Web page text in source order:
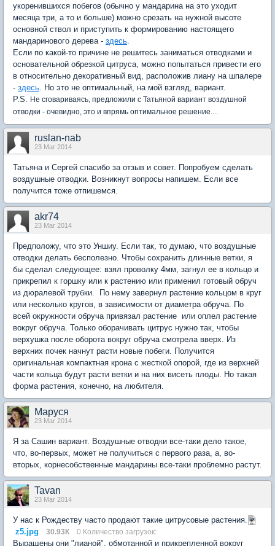
укоренившихся побегов (обычно у мандарина на это уходит
месяца три, а то и больше) можно срезать на нужной высоте
основной ствол и приступить к формированию настоящего
мандаринового дерева - здесь
Если по какой-то причине не решитесь заниматься отводками и
основательной обрезкой цитруса, можно попытаться привести его
в относительно декоративный вид, расположив лиану на шпалере
- здесь . Но это не оптимальный, на мой взгляд, вариант.
P.S.
Не сговариваясь, предложили с Татьяной вариант воздушной
отводки - очевидно, это и впрямь оптимальное решение....
ruslan-nab
23 Mar 2014
Татьяна и Сергей спасибо за отзыв и совет. Попробуем сделать
воздушные отводки. Возникнут вопросы напишем. Если все
получится тоже отпишемся.
akr74
23 Mar 2014
Предположу, что это Уншиу. Если так, то думаю, что воздушные
отводки делать бесполезно. Чтобы сохранить длинные ветки, я
бы сделал следующее: взял проволку 4мм, загнул ее в кольцо и
прикрепил к горшку или к растению или применил готовый обруч
из дюралевой трубки. По нему завернул растение кольцом в круг
или несколько кругов, в зависимости от диаметра обруча. По
всей окружности обруча привязал растение или оплел растение
вокруг обруча. Только оборачивать цитрус нужно так, чтобы
верхушка после оборота вокруг обруча смотрела вверх. Из
верхних почек начнут расти новые побеги. Получится
оригинальная компактная крона с жесткой опорой, где из верхней
части кольца будут расти ветки и на них висеть плоды. Но такая
форма растения, конечно, на любителя.
Маруся
23 Mar 2014
Я за Сашин вариант. Воздушные отводки все-таки дело такое,
что, во-первых, может не получиться с первого раза, а, во-
вторых, корнесобственные мандарины все-таки проблемно растут.
Tavan
23 Mar 2014
У нас к Рождеству часто продают такие цитрусовые растения.
z5.jpg
30.93К 0 Количество загрузок:
Выращены они "лианой", обмотанной и прикрепленной вокруг